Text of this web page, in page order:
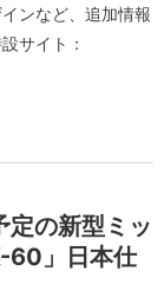
ンなど、追加情報
サイト：
定の新型ミッ
60」日本仕